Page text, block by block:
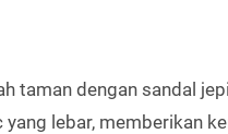
taman dengan sandal
lebar, memberikan